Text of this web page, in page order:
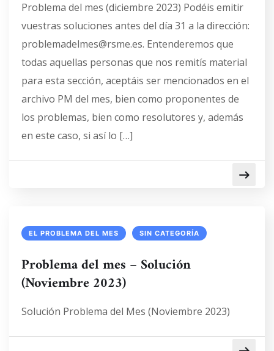
Problema del mes (diciembre 2023) Podéis emitir
vuestras soluciones antes del día 31 a la dirección:
problemadelmes@rsme.es. Entenderemos que
todas aquellas personas que nos remitís material
para esta sección, aceptáis ser mencionados en el
archivo PM del mes, bien como proponentes de
los problemas, bien como resolutores y, además
en este caso, si así lo […]
EL PROBLEMA DEL MES SIN CATEGORÍA
Problema del mes – Solución
(Noviembre 2023)
Solución Problema del Mes (Noviembre 2023)